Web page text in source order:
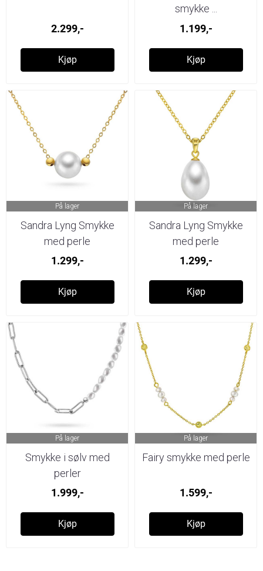
2.299,-
Kjøp
smykke ...
1.199,-
Kjøp
På lager
Sandra Lyng Smykke
med perle
1.299,-
Kjøp
På lager
Sandra Lyng Smykke
med perle
1.299,-
Kjøp
På lager
Smykke i sølv med
perler
1.999,-
Kjøp
På lager
Fairy smykke med perle
1.599,-
Kjøp